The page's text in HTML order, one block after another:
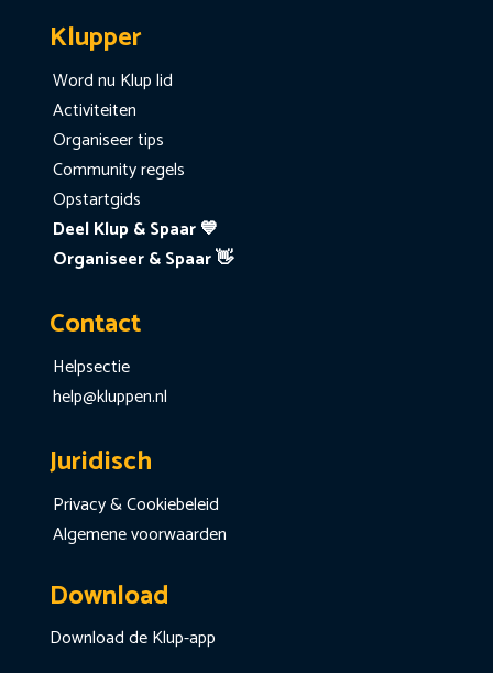
Klupper
Word nu Klup lid
Activiteiten
Organiseer tips
Community regels
Opstartgids
Deel Klup & Spaar 💙
Organiseer & Spaar 👋
Contact
Helpsectie
help@kluppen.nl
Juridisch
Privacy & Cookiebeleid
Algemene voorwaarden
Download
Download de Klup-app